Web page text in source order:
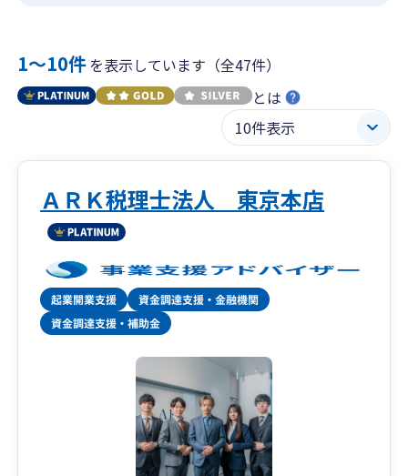
1〜10件を表示しています（全47件）
とは
ＡＲＫ税理士法人 東京本店